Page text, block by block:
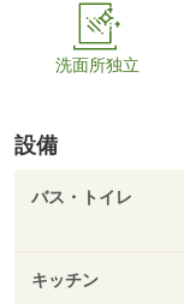
洗面所独立
設備
バス・トイレ
キッチン